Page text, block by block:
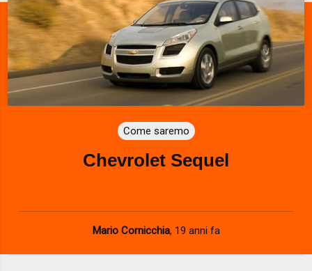
Come saremo
Chevrolet Sequel
Mario Cornicchia, 19 anni fa